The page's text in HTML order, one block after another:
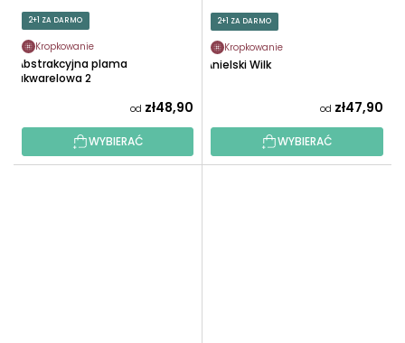
2+1 ZA DARMO
Kropkowanie
Abstrakcyjna plama
akwarelowa 2
od zł48,90
WYBIERAĆ
2+1 ZA DARMO
Kropkowanie
Anielski Wilk
od zł47,90
WYBIERAĆ